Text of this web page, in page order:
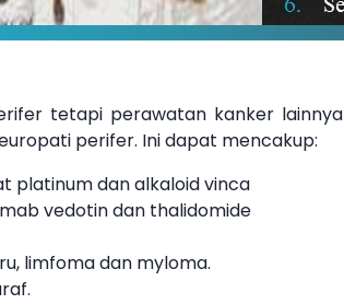
tetapi perawatan kanker lainnya
perifer. Ini dapat mencakup:
platinum dan alkaloid vinca
vedotin dan thalidomide
limfoma dan myloma.